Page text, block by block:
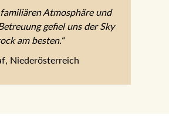
familiären Atmosphäre und
gefiel uns der Sky
am besten.“
Niederösterreich